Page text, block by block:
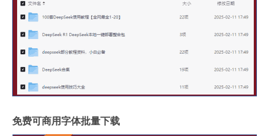
免费可商用字体批量下载